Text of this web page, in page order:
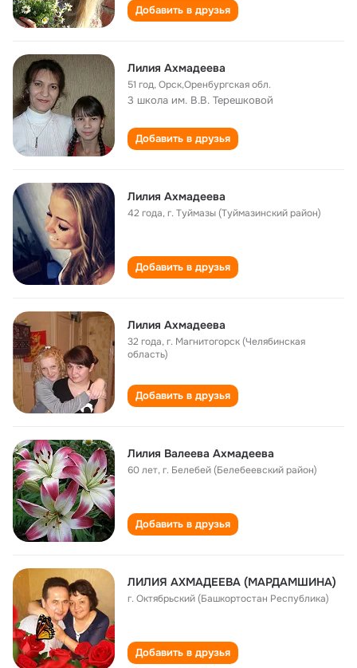
Добавить в друзья
Лилия Ахмадеева
51 год,Орск,Оренбургская обл.
3 школа им. В.В. Терешковой
Добавить в друзья
Лилия Ахмадеева
42 года,г. Туймазы (Туймазинский район)
Добавить в друзья
Лилия Ахмадеева
32 года,г. Магнитогорск (Челябинская
область)
Добавить в друзья
Лилия Валеева Ахмадеева
60 лет,г. Белебей (Белебеевский район)
Добавить в друзья
ЛИЛИЯ АХМАДЕЕВА (МАРДАМШИНА)
г. Октябрьский (Башкортостан Республика)
Добавить в друзья